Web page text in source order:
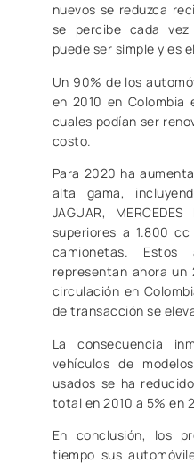
nuevos se reduzca
se percibe cada vez
puede ser simple y es
Un 90% de los
en 2010 en Colombia
cuales podían ser
costo.
Para 2020 ha
alta gama,
JAGUAR,
superiores a 1.800
camionetas.
representan ahora un
circulación en
de transacción se
La consecuencia
vehículos de
usados se ha
total en 2010 a 5% en
En conclusión, los
tiempo sus